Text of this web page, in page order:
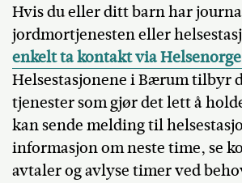
Hvis du eller ditt barn har
jordmortjenesten eller
enkelt ta kontakt via
Helsestasjonene i Bærum tilbyr
tjenester som gjør det lett å
kan sende melding til
informasjon om neste time, se
avtaler og avlyse timer ved